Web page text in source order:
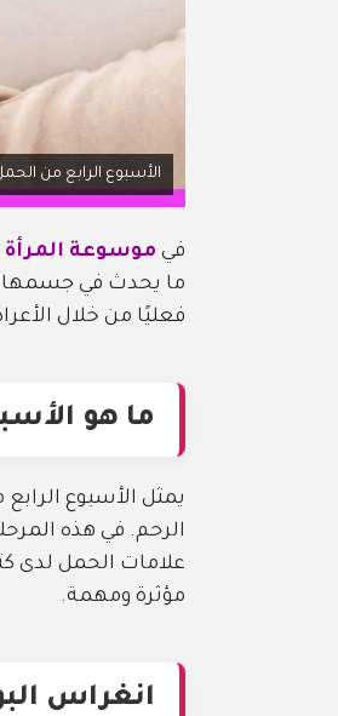
الأسبوع الرابع من
في موسوعة المرأة
ما يحدث في جسمها
فعليًا من خلال
ما هو
يمثل الأسبوع
الرحم. في هذه
علامات الحمل لدى
مؤثرة ومهمة.
انغراس